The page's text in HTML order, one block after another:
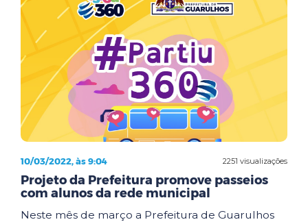
2251 visualizações
10/03/2022, às 9:04
Projeto da Prefeitura promove passeios
com alunos da rede municipal
Neste mês de março a Prefeitura de Guarulhos